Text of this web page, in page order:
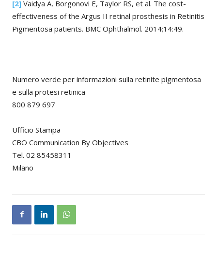
[2] Vaidya A, Borgonovi E, Taylor RS, et al. The cost-
effectiveness of the Argus II retinal prosthesis in Retinitis
Pigmentosa patients. BMC Ophthalmol. 2014;14:49.
Numero verde per informazioni sulla retinite pigmentosa
e sulla protesi retinica
800 879 697
Ufficio Stampa
CBO Communication By Objectives
Tel. 02 85458311
Milano